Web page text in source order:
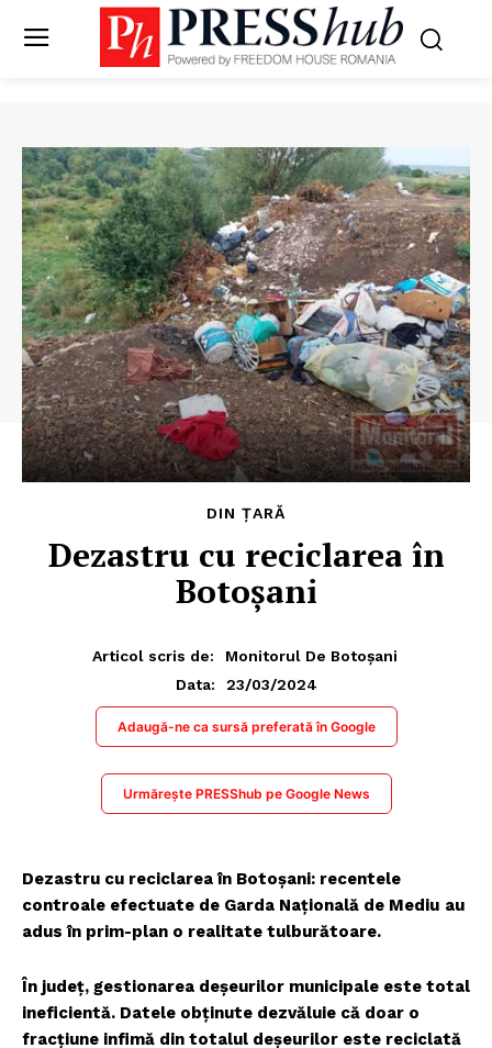
DIN ȚARĂ
Dezastru cu reciclarea în
Botoșani
Articol scris de:
Monitorul De Botoșani
Data:
23/03/2024
Adaugă-ne ca sursă preferată în Google
Urmărește PRESShub pe Google News
Dezastru cu reciclarea în Botoșani: recentele
controale efectuate de Garda Națională de Mediu au
adus în prim-plan o realitate tulburătoare.
În județ, gestionarea deșeurilor municipale este total
ineficientă. Datele obținute dezvăluie că doar o
fracțiune infimă din totalul deșeurilor este reciclată